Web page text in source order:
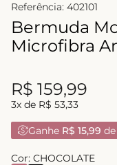
Referência: 402101
Bermuda
Microfibra
R$ 159,99
3x de R$ 53,33
Ganhe R$ 15,99
Cor: CHOCOLATE
camisola
sutiã
anatomic
calcinha alta
triangulo
short doll